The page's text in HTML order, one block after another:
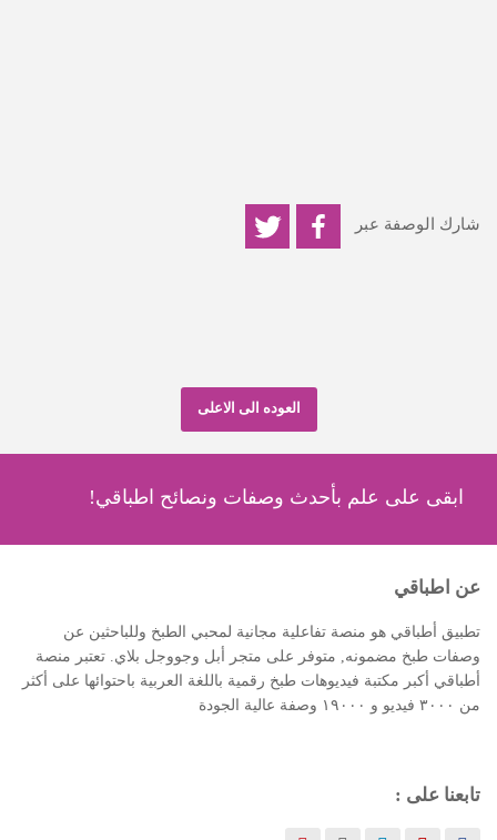
شارك الوصفة عبر
العوده الى الاعلى
ابقى على علم بأحدث وصفات ونصائح اطباقي!
عن اطباقي
تطبيق أطباقي هو منصة تفاعلية مجانية لمحبي الطبخ وللباحثين عن
وصفات طبخ مضمونه, متوفر على متجر أبل وجووجل بلاي. تعتبر منصة
أطباقي أكبر مكتبة فيديوهات طبخ رقمية باللغة العربية باحتوائها على أكثر
من ٣٠٠٠ فيديو و ١٩٠٠٠ وصفة عالية الجودة
تابعنا على :